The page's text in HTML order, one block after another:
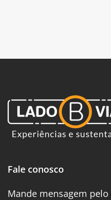
Fale conosco
Mande mensagem pelo